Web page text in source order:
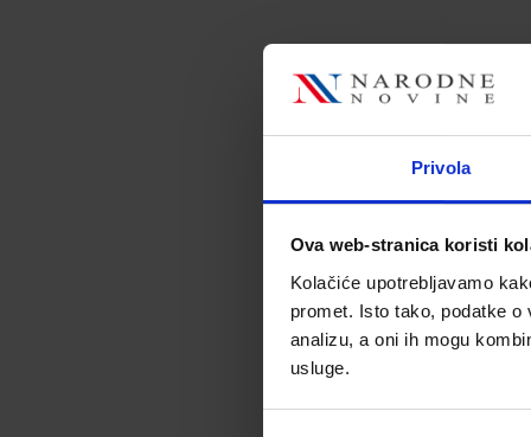
Privola
Ova web-stranica koristi
Kolačiće upotrebljavamo
promet. Isto tako, podatke
analizu, a oni ih mogu
usluge.